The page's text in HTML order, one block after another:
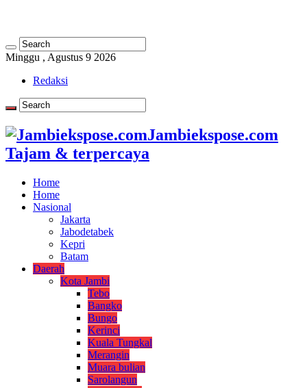
Minggu , Agustus 9 2026
Redaksi
Jambiekspose.com
Tajam & terpercaya
Home
Home
Nasional
Jakarta
Jabodetabek
Kepri
Batam
Daerah
Kota Jambi
Tebo
Bangko
Bungo
Kerinci
Kuala Tungkal
Merangin
Muara bulian
Sarolangun